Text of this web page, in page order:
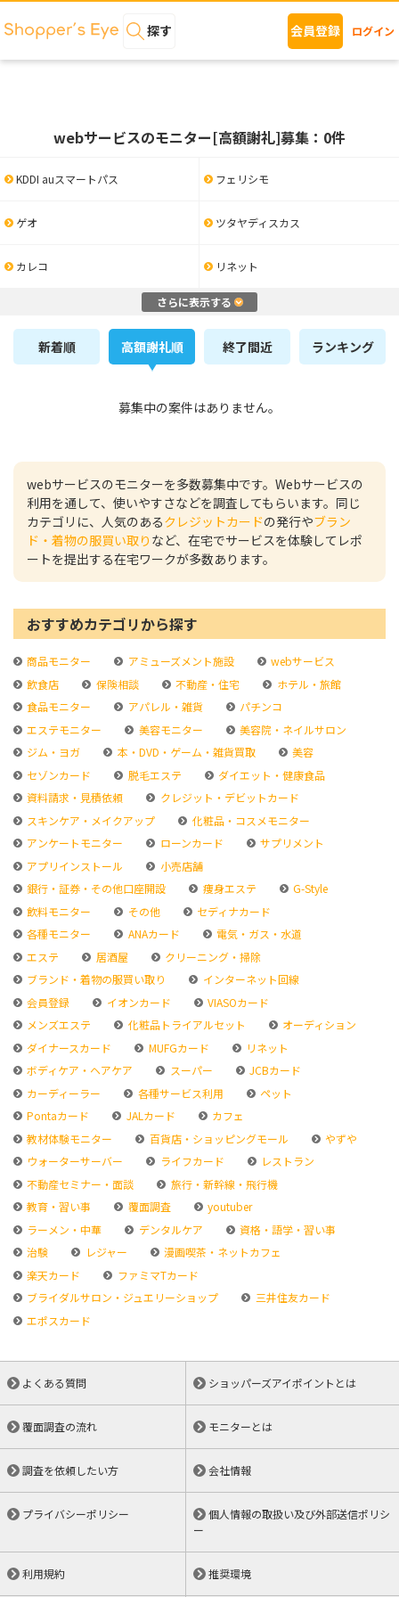
探す 会員登録 ログイン
webサービスのモニター[高額謝礼]募集：0件
KDDI auスマートパス フェリシモ
ゲオ ツタヤディスカス
カレコ リネット
さらに表示する
新着順 高額謝礼順 終了間近 ランキング
募集中の案件はありません。
webサービスのモニターを多数募集中です。Webサービスの
利用を通して、使いやすさなどを調査してもらいます。同じ
カテゴリに、人気のあるクレジットカードの発行やブラン
ド・着物の服買い取り など、在宅でサービスを体験してレポ
ートを提出する在宅ワークが多数あります。
おすすめカテゴリから探す
商品モニター アミューズメント施設
webサービス
飲食店
保険相談 不動産・住宅
ホテル・旅館
食品モニター
アパレル・雑貨
パチンコ
エステモニター
美容モニター
美容院・ネイルサロン
ジム・ヨガ
本・DVD・ゲーム・雑貨買取
美容
セゾンカード
脱毛エステ
ダイエット・健康食品
資料請求・見積依頼
クレジット・デビットカード
スキンケア・メイクアップ
化粧品・コスメモニター
アンケートモニター
ローンカード
サプリメント
アプリインストール
小売店舗
銀行・証券・その他口座開設
痩身エステ
G-Style
飲料モニター
その他
セディナカード
各種モニター
ANAカード
電気・ガス・水道
エステ
居酒屋
クリーニング・掃除
ブランド・着物の服買い取り
インターネット回線
会員登録
イオンカード
VIASOカード
メンズエステ
化粧品トライアルセット
オーディション
ダイナースカード
MUFGカード
リネット
ボディケア・ヘアケア
スーパー
JCBカード
カーディーラー
各種サービス利用
ペット
Pontaカード
JALカード
カフェ
教材体験モニター
百貨店・ショッピングモール
やずや
ウォーターサーバー
ライフカード
レストラン
不動産セミナー・面談
旅行・新幹線・飛行機
教育・習い事
覆面調査
youtuber
ラーメン・中華
デンタルケア
資格・語学・習い事
治験
レジャー
漫画喫茶・ネットカフェ
楽天カード
ファミマTカード
ブライダルサロン・ジュエリーショップ
三井住友カード
エポスカード
よくある質問 ショッパーズアイポイントとは
覆面調査の流れ モニターとは
調査を依頼したい方 会社情報
プライバシーポリシー
個人情報の取扱い及び外部送信ポリシ
ー
利用規約 推奨環境